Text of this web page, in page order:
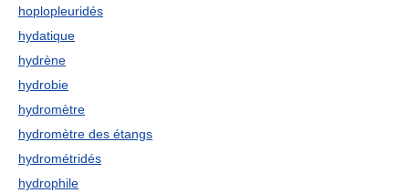
hoplopleuridés
hydatique
hydrène
hydrobie
hydromètre
hydromètre des étangs
hydrométridés
hydrophile